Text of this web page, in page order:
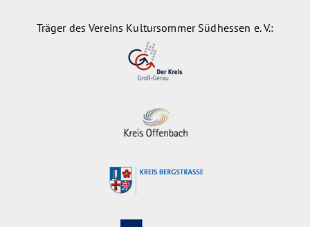
Träger des Vereins Kultursommer Südhessen e. V.: